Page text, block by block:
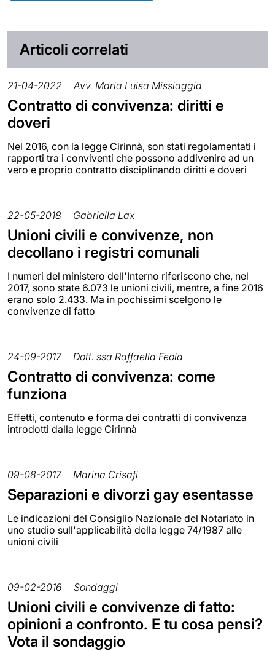
Articoli correlati
21-04-2022 Avv. Maria Luisa Missiaggia
Contratto di convivenza: diritti e
doveri
Nel 2016, con la legge Cirinnà, son stati regolamentati i
rapporti tra i conviventi che possono addivenire ad un
vero e proprio contratto disciplinando diritti e doveri
22-05-2018 Gabriella Lax
Unioni civili e convivenze, non
decollano i registri comunali
I numeri del ministero dell'Interno riferiscono che, nel
2017, sono state 6.073 le unioni civili, mentre, a fine 2016
erano solo 2.433. Ma in pochissimi scelgono le
convivenze di fatto
24-09-2017 Dott. ssa Raffaella Feola
Contratto di convivenza: come
funziona
Effetti, contenuto e forma dei contratti di convivenza
introdotti dalla legge Cirinnà
09-08-2017 Marina Crisafi
Separazioni e divorzi gay esentasse
Le indicazioni del Consiglio Nazionale del Notariato in
uno studio sull'applicabilità della legge 74/1987 alle
unioni civili
09-02-2016 Sondaggi
Unioni civili e convivenze di fatto:
opinioni a confronto. E tu cosa pensi?
Vota il sondaggio